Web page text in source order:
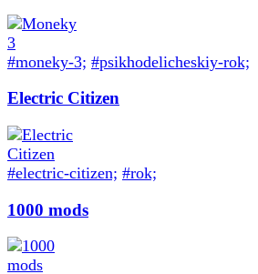
#moneky-3; #psikhodelicheskiy-rok;
Electric Citizen
#electric-citizen; #rok;
1000 mods